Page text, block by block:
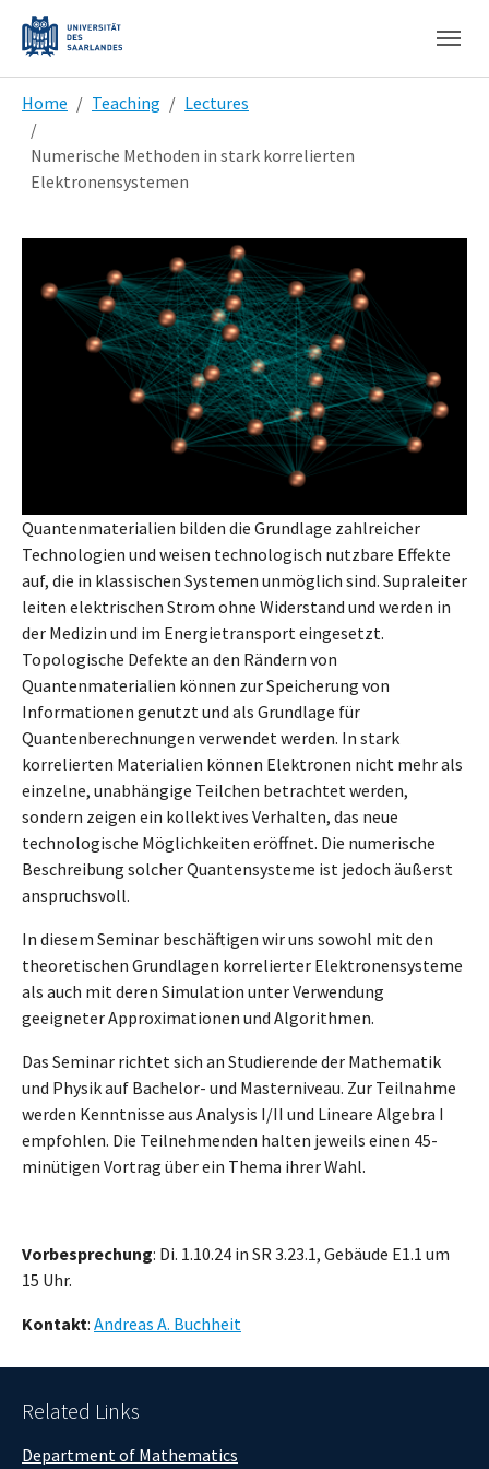
Skip to main content
Skip to page footer
Home Teaching Lectures
Numerische Methoden in stark korrelierten
Elektronensystemen
Quantenmaterialien bilden die Grundlage zahlreicher
Technologien und weisen technologisch nutzbare Effekte
auf, die in klassischen Systemen unmöglich sind. Supraleiter
leiten elektrischen Strom ohne Widerstand und werden in
der Medizin und im Energietransport eingesetzt.
Topologische Defekte an den Rändern von
Quantenmaterialien können zur Speicherung von
Informationen genutzt und als Grundlage für
Quantenberechnungen verwendet werden. In stark
korrelierten Materialien können Elektronen nicht mehr als
einzelne, unabhängige Teilchen betrachtet werden,
sondern zeigen ein kollektives Verhalten, das neue
technologische Möglichkeiten eröffnet. Die numerische
Beschreibung solcher Quantensysteme ist jedoch äußerst
anspruchsvoll.
In diesem Seminar beschäftigen wir uns sowohl mit den
theoretischen Grundlagen korrelierter Elektronensysteme
als auch mit deren Simulation unter Verwendung
geeigneter Approximationen und Algorithmen.
Das Seminar richtet sich an Studierende der Mathematik
und Physik auf Bachelor- und Masterniveau. Zur Teilnahme
werden Kenntnisse aus Analysis I/II und Lineare Algebra I
empfohlen. Die Teilnehmenden halten jeweils einen 45-
minütigen Vortrag über ein Thema ihrer Wahl.
Vorbesprechung: Di. 1.10.24 in SR 3.23.1, Gebäude E1.1 um
15 Uhr.
Kontakt: Andreas A. Buchheit
Related Links
Department of Mathematics